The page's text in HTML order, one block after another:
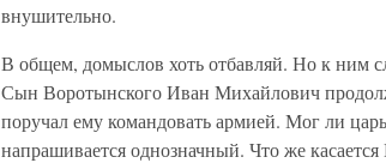
внушительно.
В общем, домыслов хоть отбавляй. Но к ним
Сын Воротынского Иван Михайлович
поручал ему командовать армией. Мог ли
напрашивается однозначный. Что же